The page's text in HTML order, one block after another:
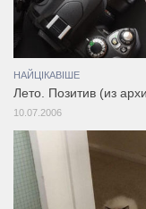
НАЙЦІКАВІШЕ
Лето. Позитив (из
10.07.2006